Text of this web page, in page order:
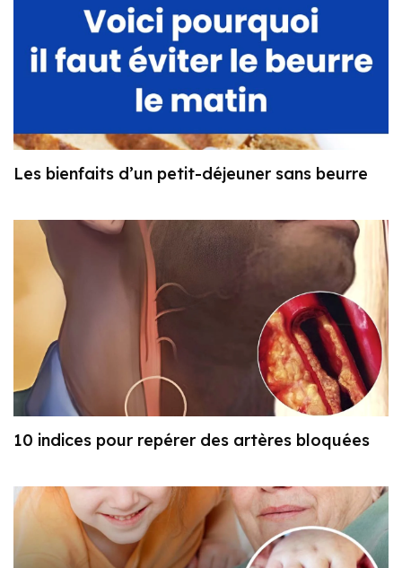
Les bienfaits d’un petit-déjeuner sans beurre
10 indices pour repérer des artères bloquées